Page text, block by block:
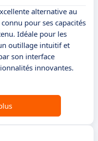
alternative au
pour ses capacités
Idéale pour les
outillage intuitif et
son interface
innovantes.